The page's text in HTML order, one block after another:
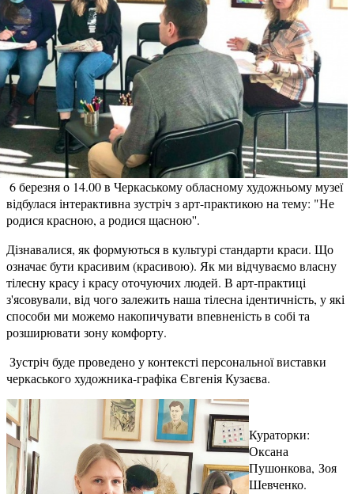
6 березня о 14.00 в Черкаському обласному художньому музеї
відбулася інтерактивна зустріч з арт-практикою на тему: "Не
родися красною, а родися щасною''.
Дізнавалися, як формуються в культурі стандарти краси. Що
означає бути красивим (красивою). Як ми відчуваємо власну
тілесну красу і красу оточуючих людей. В арт-практиці
з'ясовували, від чого залежить наша тілесна ідентичність, у які
способи ми можемо накопичувати впевненість в собі та
розширювати зону комфорту.
Зустріч буде проведено у контексті персональної виставки
черкаського художника-графіка Євгенія Кузаєва.
Кураторки:
Оксана
Пушонкова, Зоя
Шевченко.